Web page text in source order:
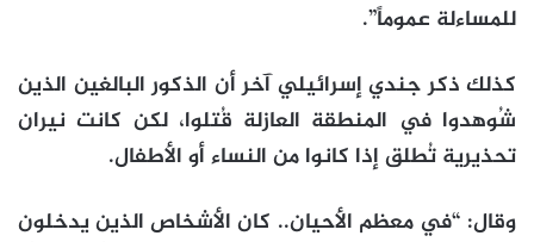
للمساءلة عموماً”.
كذلك ذكر جندي إسرائيلي آخر أن الذكور البالغين الذين
شُوهدوا في المنطقة العازلة قُتلوا، لكن كانت نيران
تحذيرية تُطلق إذا كانوا من النساء أو الأطفال.
وقال: “في معظم الأحيان.. كان الأشخاص الذين يدخلون